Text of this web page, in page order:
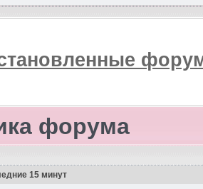
форума
15 минут